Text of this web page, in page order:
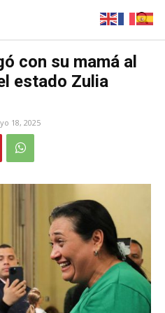
con su mamá al
estado Zulia
18, 2025